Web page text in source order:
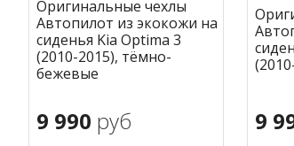
Оригинальные чехлы
Автопилот из экокожи на
сиденья Kia Optima 3
(2010-2015), тёмно-
бежевые
9 990 руб 9